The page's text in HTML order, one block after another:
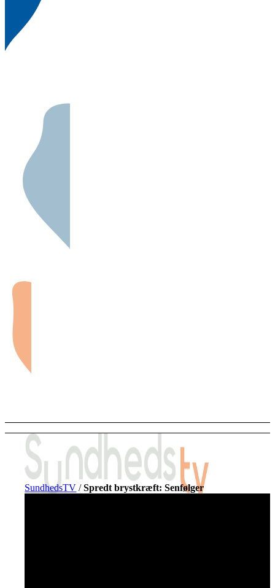
SundhedsTV / Spredt brystkræft: Senfølger